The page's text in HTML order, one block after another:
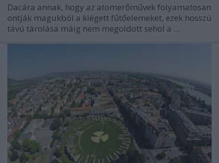
Dacára annak, hogy az atomerőművek folyamatosan
ontják magukból a kiégett fűtőelemeket, ezek hosszú
távú tárolása máig nem megoldott sehol a ...